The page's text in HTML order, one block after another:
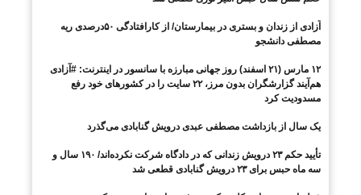
آزادی از زندان و بستری در بیمارستان/ از کارافتادگی ۵۰درصدی ریه
مصطفی دانشجو
۱۲ مارس (۲۱ اسفند) روز جهانی مبارزه با سانسور در اینترنت: #آزادی
هم‌آیند گزارشگران‌ بدون مرز، ۲۲ سایت را در کشورهای خود رفع
مسدودیت کرد
یک سال از بازداشت مصطفی عبدی درویش گنابادی می‌گذرد
تأیید حکم ۲۳ درویش زندانی که در دادگاه شرکت نکرده‌اند/ ۱۹۰ سال و
سه ماه حبس برای ۲۳ درویش گنابادی قطعی شد